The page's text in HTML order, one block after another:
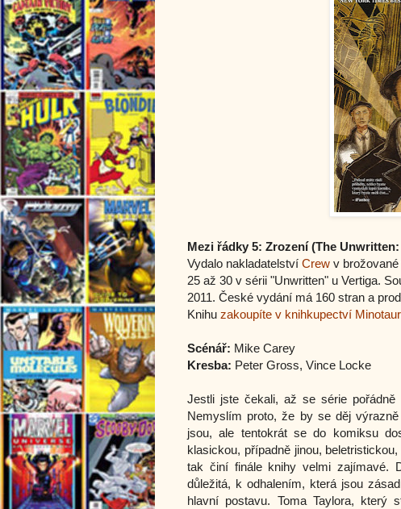
Mezi řádky 5: Zrození (The
Vydalo nakladatelství Crew v
25 až 30 v sérii "Unwritten" u Vertiga.
2011. České vydání má 160 stran a
Knihu zakoupíte v knihkupectví Minotaur
Scénář: Mike Carey
Kresba: Peter Gross, Vince Locke
Jestli jste čekali, až se série
Nemyslím proto, že by se děj
jsou, ale tentokrát se do komiksu
klasickou, případně jinou,
tak činí finále knihy velmi zajímavé.
důležitá, k odhalením, která jsou
hlavní postavu. Toma Taylora,